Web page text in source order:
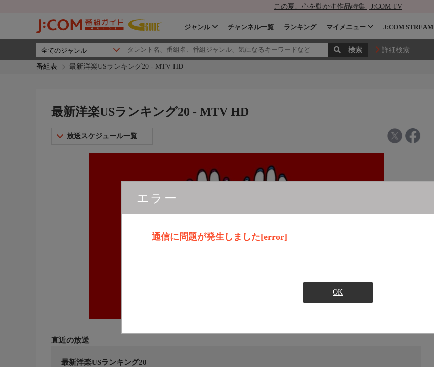
この夏、心を動かす作品特集 | J:COM TV
ジャンル チャンネル一覧 ランキング マイメニュー J:COM STREAM
詳細検索
番組表 最新洋楽USランキング20 - MTV HD
エラー
通信に問題が発生しました[error]
OK
最新洋楽USランキング20 - MTV HD
放送スケジュール一覧
直近の放送
最新洋楽USランキング20